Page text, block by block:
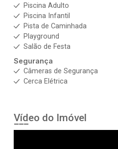
Piscina Adulto
Piscina Infantil
Pista de Caminhada
Playground
Salão de Festa
Segurança
Câmeras de Segurança
Cerca Elétrica
Vídeo do Imóvel